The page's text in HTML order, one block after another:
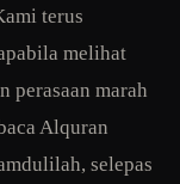
terus
melihat
perasaan marah
Alquran
selepas